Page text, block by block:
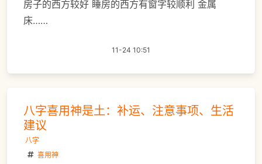
房子的西方较好 睡房的西方有窗字较顺利 金属
床……
11-24 10:51
八字喜用神是土：补运、注意事项、生活
建议
八字
喜用神